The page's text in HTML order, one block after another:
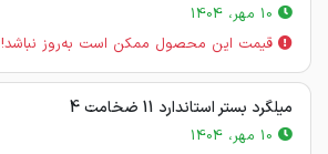
قیمت این محصول ممکن است به‌روز نباشد!
میلگرد بستر استاندارد 11 ضخامت 4